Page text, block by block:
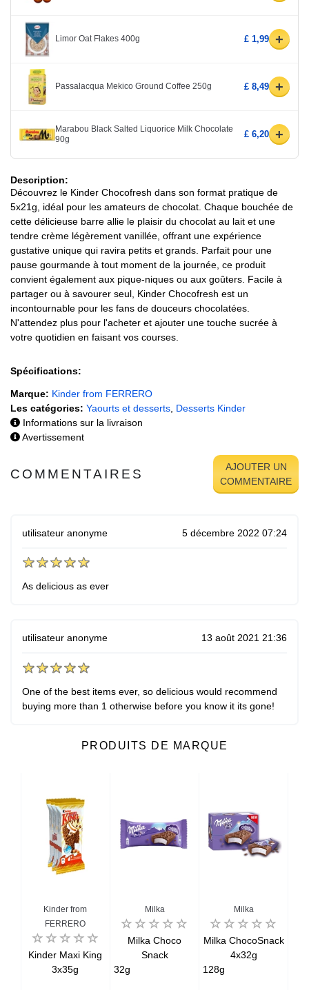
Limor Oat Flakes 400g £ 1,99 +
Passalacqua Mekico Ground Coffee 250g £ 8,49 +
Marabou Black Salted Liquorice Milk Chocolate
90g
£ 6,20 +
Description:
Découvrez le Kinder Chocofresh dans son format pratique de
5x21g, idéal pour les amateurs de chocolat. Chaque bouchée de
cette délicieuse barre allie le plaisir du chocolat au lait et une
tendre crème légèrement vanillée, offrant une expérience
gustative unique qui ravira petits et grands. Parfait pour une
pause gourmande à tout moment de la journée, ce produit
convient également aux pique-niques ou aux goûters. Facile à
partager ou à savourer seul, Kinder Chocofresh est un
incontournable pour les fans de douceurs chocolatées.
N'attendez plus pour l'acheter et ajouter une touche sucrée à
votre quotidien en faisant vos courses.
Spécifications:
Marque: Kinder from FERRERO
Les catégories: Yaourts et desserts Desserts Kinder
Informations sur la livraison
Avertissement
COMMENTAIRES
AJOUTER UN
COMMENTAIRE
utilisateur anonyme 5 décembre 2022 07:24
As delicious as ever
utilisateur anonyme 13 août 2021 21:36
One of the best items ever, so delicious would recommend
buying more than 1 otherwise before you know it its gone!
PRODUITS DE MARQUE
Kinder from
FERRERO
Kinder Maxi King
3x35g
Milka
Milka Choco
Snack
32g
Milka
Milka ChocoSnack
4x32g
128g